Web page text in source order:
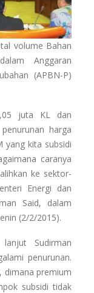
volume Bahan
Anggaran
(APBN-P)
juta KL dan
harga
yang kita subsidi
caranya
ke sektor-
Energi dan
Said, dalam
(2/2/2015).
Sudirman
penurunan.
dimana premium
subsidi tidak